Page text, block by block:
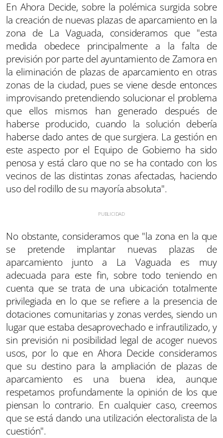
En Ahora Decide, sobre la polémica surgida sobre
la creación de nuevas plazas de aparcamiento en la
zona de La Vaguada, consideramos que "esta
medida obedece principalmente a la falta de
previsión por parte del ayuntamiento de Zamora en
la eliminación de plazas de aparcamiento en otras
zonas de la ciudad, pues se viene desde entonces
improvisando pretendiendo solucionar el problema
que ellos mismos han generado después de
haberse producido, cuando la solución debería
haberse dado antes de que surgiera. La gestión en
este aspecto por el Equipo de Gobierno ha sido
penosa y está claro que no se ha contado con los
vecinos de las distintas zonas afectadas, haciendo
uso del rodillo de su mayoría absoluta".
No obstante, consideramos que "la zona en la que
se pretende implantar nuevas plazas de
aparcamiento junto a La Vaguada es muy
adecuada para este fin, sobre todo teniendo en
cuenta que se trata de una ubicación totalmente
privilegiada en lo que se refiere a la presencia de
dotaciones comunitarias y zonas verdes, siendo un
lugar que estaba desaprovechado e infrautilizado, y
sin previsión ni posibilidad legal de acoger nuevos
usos, por lo que en Ahora Decide consideramos
que su destino para la ampliación de plazas de
aparcamiento es una buena idea, aunque
respetamos profundamente la opinión de los que
piensan lo contrario. En cualquier caso, creemos
que se está dando una utilización electoralista de la
cuestión".